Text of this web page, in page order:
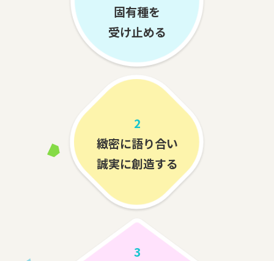
固有種を
受け止める
2
緻密に語り合い
誠実に創造する
3